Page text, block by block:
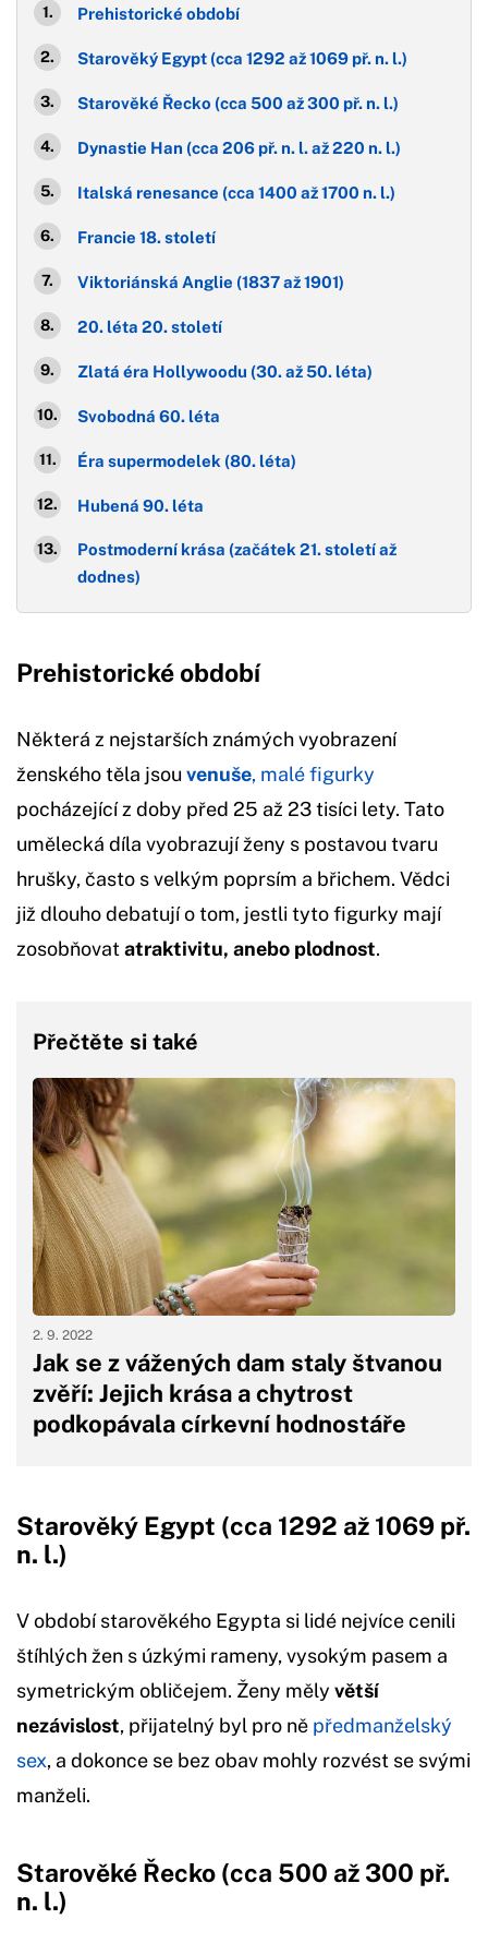
Prehistorické období
Starověký Egypt (cca 1292 až 1069 př. n. l.)
Starověké Řecko (cca 500 až 300 př. n. l.)
Dynastie Han (cca 206 př. n. l. až 220 n. l.)
Italská renesance (cca 1400 až 1700 n. l.)
Francie 18. století
Viktoriánská Anglie (1837 až 1901)
20. léta 20. století
Zlatá éra Hollywoodu (30. až 50. léta)
Svobodná 60. léta
Éra supermodelek (80. léta)
Hubená 90. léta
Postmoderní krása (začátek 21. století až
dodnes)
Prehistorické období
Některá z nejstarších známých vyobrazení
ženského těla jsou venuše, malé figurky
pocházející z doby před 25 až 23 tisíci lety. Tato
umělecká díla vyobrazují ženy s postavou tvaru
hrušky, často s velkým poprsím a břichem. Vědci
již dlouho debatují o tom, jestli tyto figurky mají
zosobňovatatraktivitu, anebo plodnost.
Přečtěte si také
Jak se z vážených dam staly štvanou
zvěří: Jejich krása a chytrost
podkopávala církevní hodnostáře
2. 9. 2022
Starověký Egypt (cca 1292 až 1069 př.
n. l.)
V období starověkého Egypta si lidé nejvíce cenili
štíhlých žen s úzkými rameny, vysokým pasem a
symetrickým obličejem. Ženy měly větší
nezávislost, přijatelný byl pro ně předmanželský
sex, a dokonce se bez obav mohly rozvést se svými
manželi.
Starověké Řecko (cca 500 až 300 př.
n. l.)